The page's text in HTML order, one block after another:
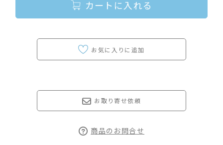
カートに入れる
お取り寄せ依頼
商品のお問合せ